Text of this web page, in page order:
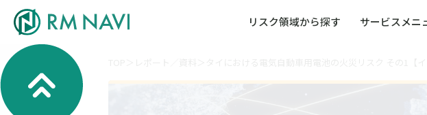
リスク領域から探す サービスメニ
検索